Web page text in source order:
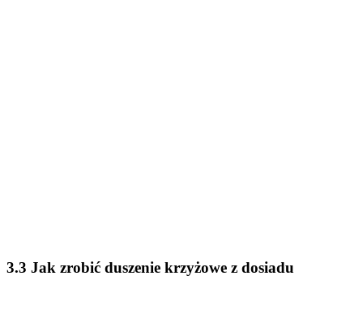
3.3 Jak zrobić duszenie krzyżowe z dosiadu